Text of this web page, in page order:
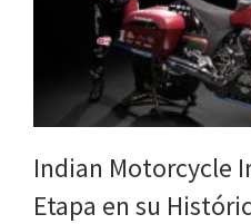
Indian Motorcycle
Etapa en su